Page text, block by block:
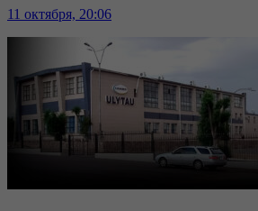
11 октября, 20:06